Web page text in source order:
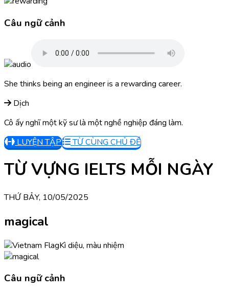
Câu ngữ cảnh
She thinks being an engineer is a rewarding career.
Dịch
Cô ấy nghĩ một kỹ sư là một nghề nghiệp đáng làm.
LUYỆN TẬP
TỪ CÙNG CHỦ ĐỀ
TỪ VỰNG IELTS MỖI NGÀY
THỨ BẢY, 10/05/2025
magical
Kì diệu, màu nhiệm
Câu ngữ cảnh